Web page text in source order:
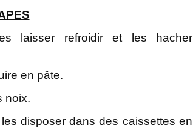
laisser refroidir et les hacher
en pâte.
noix.
disposer dans des caissettes en